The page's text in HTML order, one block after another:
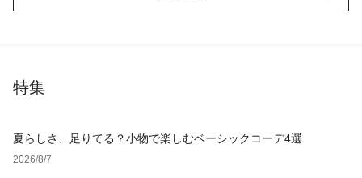
特集
夏らしさ、足りてる？小物で楽しむベーシックコーデ4選
2026/8/7